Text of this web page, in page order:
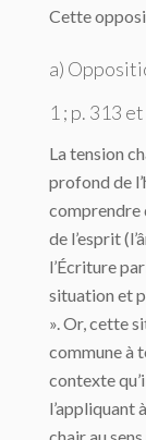
Cette
a)
1 ; p. 313
La tension
profond de
comprendre
de l’esprit
l’Écriture
situation et
». Or, cette
commune à
contexte
l’appliquant